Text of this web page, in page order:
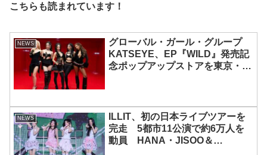
こちらも読まれています！
NEWS
グローバル・ガール・グループ
KATSEYE、EP『WILD』発売記
念ポップアップストアを東京・原
NEWS
ILLIT、初の日本ライブツアーを
完走 5都市11公演で約6万人を
動員 HANA・JISOO＆